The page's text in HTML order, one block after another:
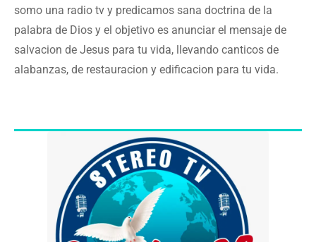
somo una radio tv y predicamos sana doctrina de la
palabra de Dios y el objetivo es anunciar el mensaje de
salvacion de Jesus para tu vida, llevando canticos de
alabanzas, de restauracion y edificacion para tu vida.